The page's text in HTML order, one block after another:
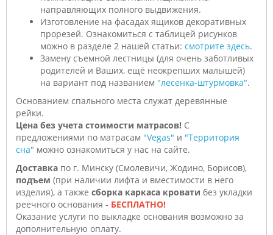
направляющих полного выдвижения.
Изготовление на фасадах ящиков декоративных
прорезей. Ознакомиться с таблицей рисунков
можно в разделе 2 нашей статьи: смотрите здесь.
Замену съемной лестницы (для очень заботливых
родителей и Ваших, ещё неокрепших малышей)
на вариант под названием "лесенка-штурмовка".
Основанием спального места служат деревянные
рейки.
Цена без учета стоимости матрасов! С
предложениями по матрасам "Vegas" и "Территория
сна" можно ознакомиться у нас на сайте.
Доставка по г. Минску (Смолевичи, Жодино, Борисов),
подъем (при наличии лифта и вместимости в него
изделия), а также сборка каркаса кровати без укладки
реечного основания - БЕСПЛАТНО!
Оказание услуги по выкладке основания возможно за
дополнительную оплату.